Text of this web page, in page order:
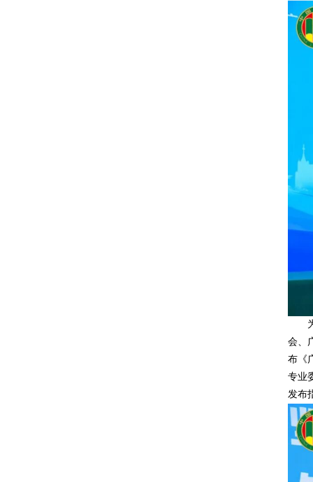
会、
布《
专业
发布